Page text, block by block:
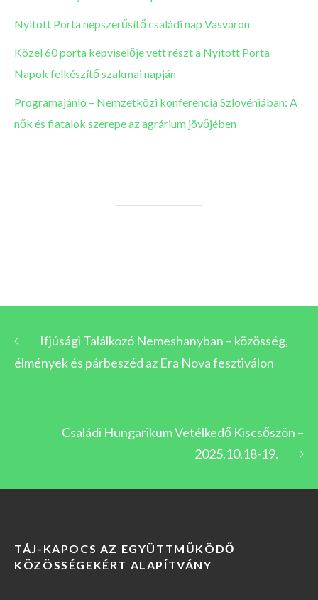
Nyitott Porta népszerűsítő családi nap Vasváron
Közel 60 porta képviselője vett részt a Nyitott Porta
Napok felkészítő szakmai napján
Programajánló – Nemzetközi konferencia Szlovéniában: A
nők és fiatalok szerepe az agrárium jövőjében
Ifjúsági Találkozó Nemeshanyban – közösség,
élmények és párbeszéd az Era Nova fesztiválon
Családi Hungarikum Vetélkedő Kiscsőszön –
2025.10.18-19.
TÁJ-KAPOCS AZ EGYÜTTMŰKÖDŐ
KÖZÖSSÉGEKÉRT ALAPÍTVÁNY